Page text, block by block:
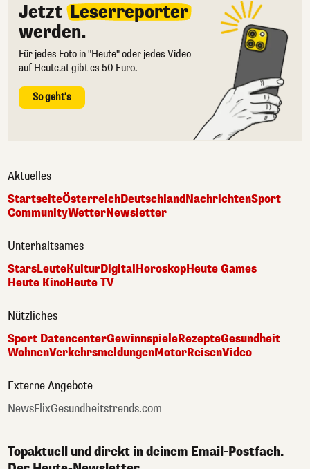
Jetzt Leserreporter
werden.
Für jedes Foto in "Heute" oder jedes Video
auf Heute.at gibt es 50 Euro.
So geht's
Aktuelles
StartseiteÖsterreichDeutschlandNachrichtenSport
CommunityWetterNewsletter
Unterhaltsames
StarsLeuteKulturDigital HoroskopHeute Games
Heute KinoHeute TV
Nützliches
Sport DatencenterGewinnspieleRezepteGesundheit
WohnenVerkehrsmeldungenMotorReisenVideo
Externe Angebote
NewsFlixGesundheitstrends.com
Topaktuell und direkt in deinem Email-Postfach.